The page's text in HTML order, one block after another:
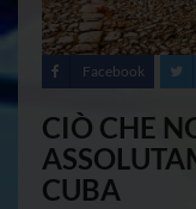
Facebook
CIÒ CHE
CUBA